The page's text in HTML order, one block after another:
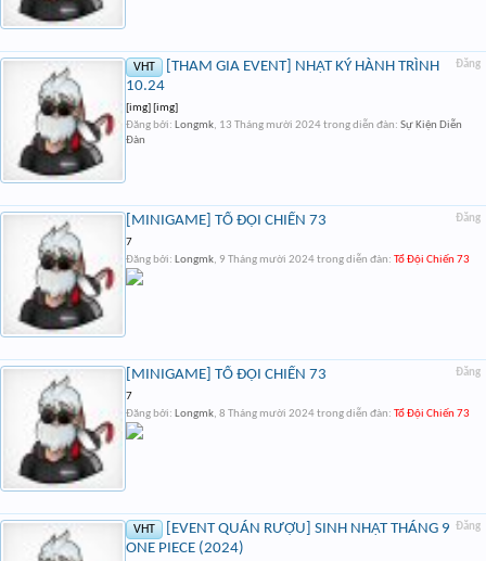
Đăng
VHT
[THAM GIA EVENT] NHẬT KÝ HÀNH TRÌNH
10.24
[img] [img]
Đăng bởi: Longmk, 13 Tháng mười 2024trong diễn đàn: Sự Kiện Diễn
Đàn
Đăng
[MINIGAME] TỔ ĐỘI CHIẾN 73
7
Đăng bởi: Longmk, 9 Tháng mười 2024trong diễn đàn: Tổ Đội Chiến 73
Đăng
[MINIGAME] TỔ ĐỘI CHIẾN 73
7
Đăng bởi: Longmk, 8 Tháng mười 2024trong diễn đàn: Tổ Đội Chiến 73
Đăng
VHT
[EVENT QUÁN RƯỢU] SINH NHẬT THÁNG 9
ONE PIECE (2024)